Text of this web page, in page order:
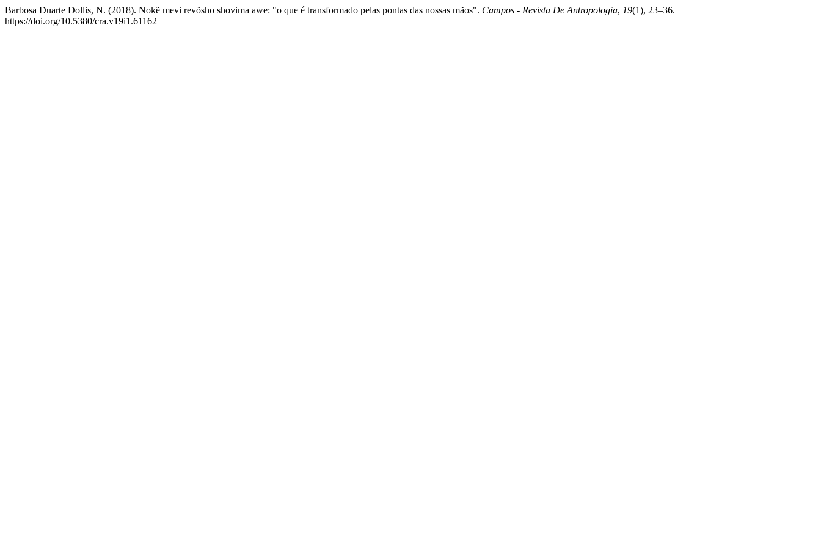
Barbosa Duarte Dollis, N. (2018). Nokẽ mevi revõsho shovima awe: "o que é transformado pelas pontas das nossas mãos". Campos - Revista De Antropologia, 19(1), 23–36.
https://doi.org/10.5380/cra.v19i1.61162